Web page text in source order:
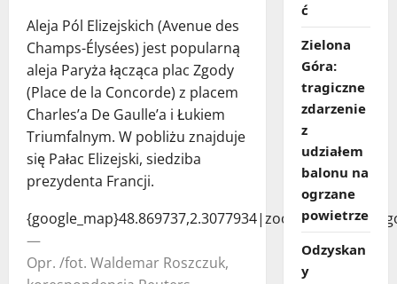
Aleja Pól Elizejskich (Avenue des
Champs-Élysées) jest popularną
aleja Paryża łącząca plac Zgody
(Place de la Concorde) z placem
Charles’a De Gaulle’a i Łukiem
Triumfalnym. W pobliżu znajduje
się Pałac Elizejski, siedziba
prezydenta Francji.
{google_map}48.869737,2.3077934|zoom:12|lang:pl{/
—
Opr. /fot. Waldemar Roszczuk,
ć
Zielona
Góra:
tragiczne
zdarzenie
z
udziałem
balonu na
ogrzane
powietrze
Odzyskan
y